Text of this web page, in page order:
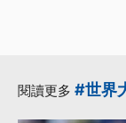
閱讀更多 #世界